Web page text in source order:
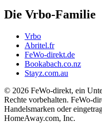
Die Vrbo-Familie
Vrbo
Abritel.fr
FeWo-direkt.de
Bookabach.co.nz
Stayz.com.au
© 2026 FeWo-direkt, ein
Rechte vorbehalten. FeWo-
Handelsmarken oder
HomeAway.com, Inc.